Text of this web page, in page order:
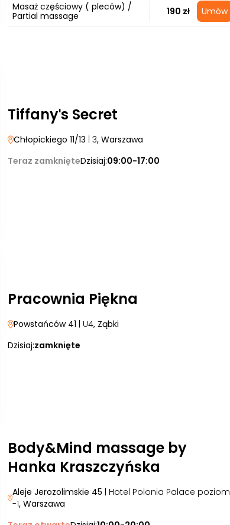
Masaż częściowy ( pleców) /
Partial massage
190 zł Umów
Tiffanyˈs Secret
Chłopickiego 11/13 | 3, Warszawa
Teraz zamknięteDzisiaj:09:00-17:00
Pracownia Piękna
Powstańców 41 | U4, Ząbki
Dzisiaj:zamknięte
Body&Mind massage by
Hanka Kraszczyńska
Aleje Jerozolimskie 45 | Hotel Polonia Palace poziom
-1, Warszawa